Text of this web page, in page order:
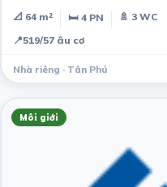
📐 64 m² 🛏 4 PN
🚿 3 WC
📍519/57 âu cơ
Nhà riêng · Tân Phú
Môi giới